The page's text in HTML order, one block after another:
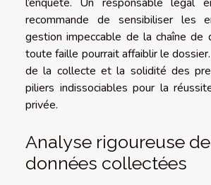
recommande de sensibiliser les
gestion impeccable de la chaîne de
toute faille pourrait affaiblir le
de la collecte et la solidité des
piliers indissociables pour la
privée.
Analyse rigoureuse
données collectées